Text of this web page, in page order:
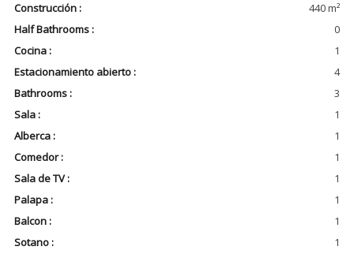
Construcción :
440 m²
Half Bathrooms :
0
Cocina :
1
Estacionamiento abierto :
4
Bathrooms :
3
Sala :
1
Alberca :
1
Comedor :
1
Sala de TV :
1
Palapa :
1
Balcon :
1
Sotano :
1